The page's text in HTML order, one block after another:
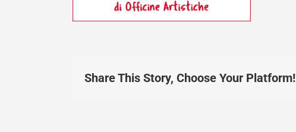
Share This Story, Choose Your Platform!